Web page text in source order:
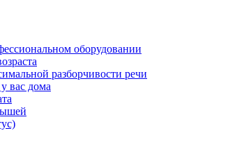
оборудовании
разборчивости речи
вас дома